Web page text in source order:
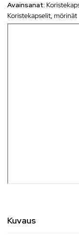
Avainsanat:
Koristekapselit, mörinät
Kuvaus